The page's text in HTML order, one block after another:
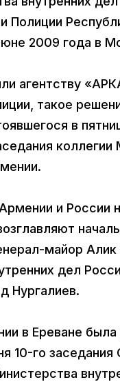
Полиции
2009 года в
агентству
такое
в
и России
майор Алик
дел
Нургалиев.
в Ереване
10-го